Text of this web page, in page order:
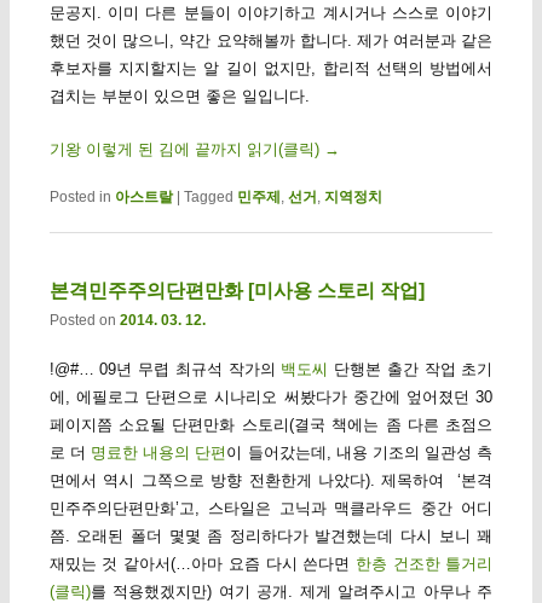
문공지. 이미 다른 분들이 이야기하고 계시거나 스스로 이야기
했던 것이 많으니, 약간 요약해볼까 합니다. 제가 여러분과 같은
후보자를 지지할지는 알 길이 없지만, 합리적 선택의 방법에서
겹치는 부분이 있으면 좋은 일입니다.
기왕 이렇게 된 김에 끝까지 읽기(클릭) →
Posted in 아스트랄 Tagged 민주제 , 선거 , 지역정치
본격민주주의단편만화 [미사용 스토리 작업]
Posted on 2014. 03. 12.
!@#… 09년 무렵 최규석 작가의 백도씨 단행본 출간 작업 초기
에, 에필로그 단편으로 시나리오 써봤다가 중간에 엎어졌던 30
페이지쯤 소요될 단편만화 스토리(결국 책에는 좀 다른 초점으
로 더 명료한 내용의 단편 이 들어갔는데, 내용 기조의 일관성 측
면에서 역시 그쪽으로 방향 전환한게 나았다). 제목하여 ‘본격
민주주의단편만화’고, 스타일은 고닉과 맥클라우드 중간 어디
쯤. 오래된 폴더 몇몇 좀 정리하다가 발견했는데 다시 보니 꽤
재밌는 것 같아서(…아마 요즘 다시 쓴다면 한층 건조한 틀거리
(클릭)를 적용했겠지만) 여기 공개. 제게 알려주시고 아무나 주